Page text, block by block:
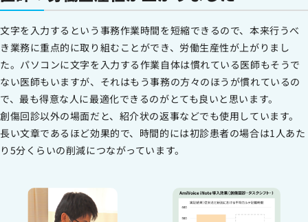
文字を入力するという事務作業時間を短縮できるので、本来行うべ
き業務に重点的に取り組むことができ、労働生産性が上がりまし
た。パソコンに文字を入力する作業自体は慣れている医師もそうで
ない医師もいますが、それはもう事務の方々のほうが慣れているの
で、最も得意な人に最適化できるのがとても良いと思います。
創傷回診以外の場面だと、紹介状の返事などでも使用しています。
長い文章であるほど効果的で、時間的には初診患者の場合は1人あた
り5分くらいの削減につながっています。